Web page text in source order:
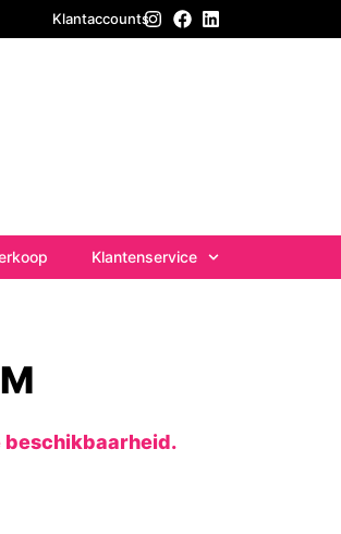
Klantaccounts
Klantenservice
beschikbaarheid.